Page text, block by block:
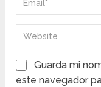
Guarda mi
este navegador